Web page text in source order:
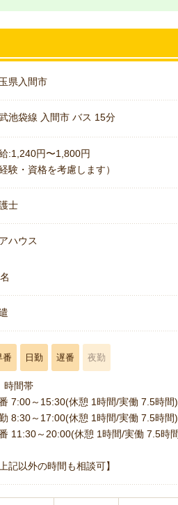
県入間市
池袋線 入間市 バス 15分
:1,240円〜1,800円
経験・資格を考慮します）
士
ハウス
番 日勤 遅番 夜勤
間帯
7:00～15:30(休憩 1時間/実働 7.5時間)
8:30～17:00(休憩 1時間/実働 7.5時間)
11:30～20:00(休憩 1時間/実働 7.5時
上記以外の時間も相談可】